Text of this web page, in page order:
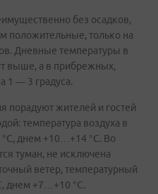
без осадков,
положительные, только на
Дневные температуры в
выше, а в прибрежных,
1 — 3 градуса.
порадуют жителей и гостей
температура воздуха в
днем +10…+14 °С. Во
туман, не исключена
ветер, температурный
днем +7…+10 °С.